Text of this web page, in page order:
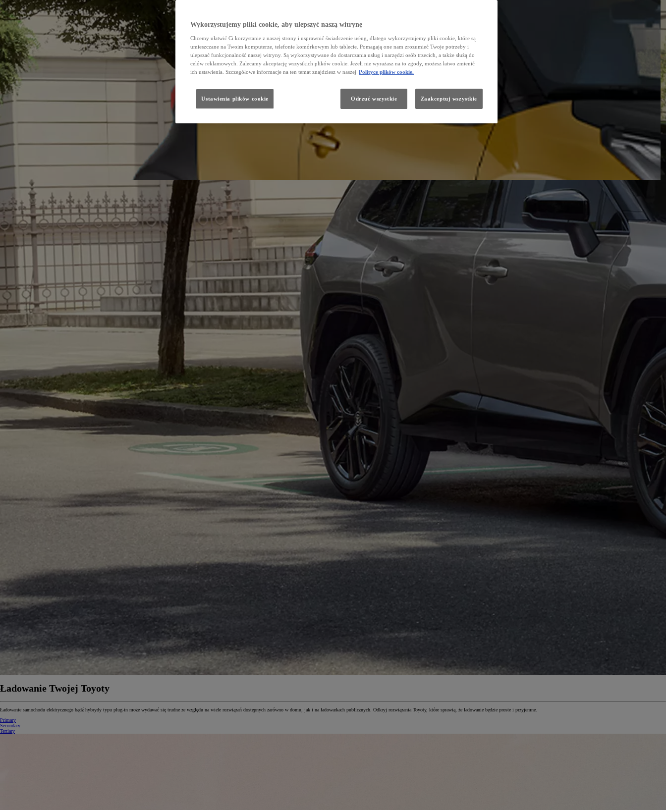
Od81 900 zł
Ładowanie Twojej Toyoty
Ładowanie samochodu elektrycznego bądź hybrydy typu plug-in może wydawać się trudne ze względu na wiele rozwiązań dostępnych zarówno w domu, jak i na ładowarkach publicznych. Odkryj rozwiązania Toyoty, które sprawią, że ładowanie będzie proste i przyjemne.
Primary
Secondary
Tertiary
Wykorzystujemy pliki cookie, aby ulepszyć naszą witrynę
Chcemy ułatwić Ci korzystanie z naszej strony i usprawnić świadczenie usług, dlatego wykorzystujemy pliki cookie, które są
umieszczane na Twoim komputerze, telefonie komórkowym lub tablecie. Pomagają one nam zrozumieć Twoje potrzeby i
ulepszać funkcjonalność naszej witryny. Są wykorzystywane do dostarczania usług i narzędzi osób trzecich, a także służą do
celów reklamowych. Zalecamy akceptację wszystkich plików cookie. Jeżeli nie wyrażasz na to zgody, możesz łatwo zmienić
ich ustawienia. Szczegółowe informacje na ten temat znajdziesz w naszej Polityce plików cookie.
Odrzuć wszystkie Zaakceptuj wszystkie
Ustawienia plików cookie